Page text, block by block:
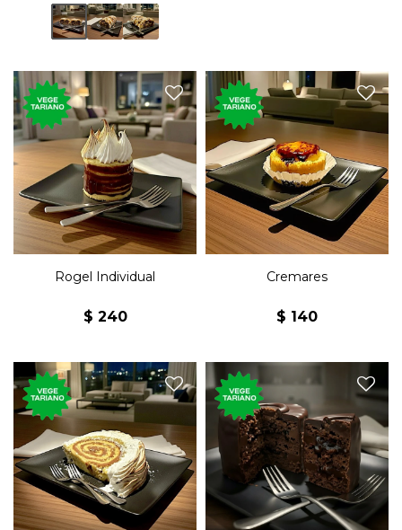
Postre con milhojas de dulce
de leche y merengue.
Rogel Individual
$ 240
Postre de píonono con
crema pastelera y caramelo.
Cremares
$ 140
250 gramos de postre
arrollado de merengue y
dulce de leche.
Postre de la torta clásica de
la repostería austríaca con
chocolate semi amargo y
mermelada de damasco.